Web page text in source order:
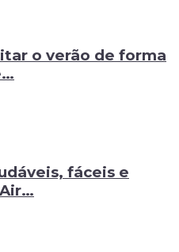
o verão de forma
fáceis e